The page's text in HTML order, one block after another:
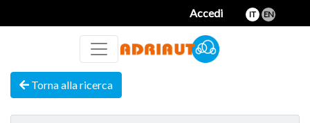
Accedi IT EN
Torna alla ricerca